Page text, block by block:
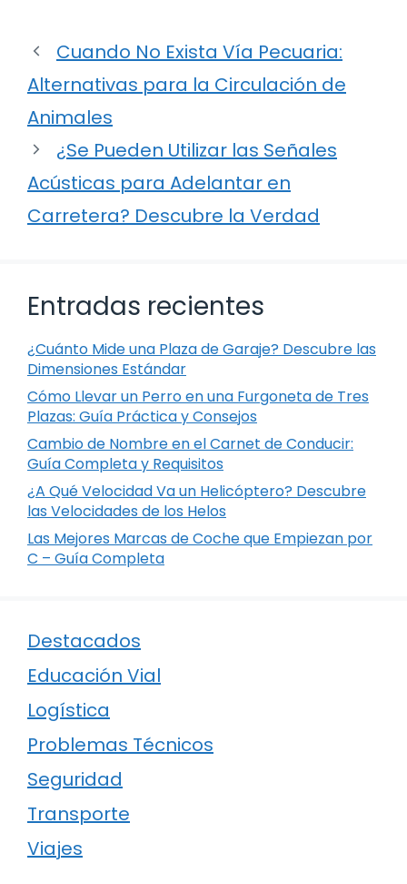
Cuando No Exista Vía Pecuaria:
Alternativas para la Circulación de
Animales
¿Se Pueden Utilizar las Señales
Acústicas para Adelantar en
Carretera? Descubre la Verdad
Entradas recientes
¿Cuánto Mide una Plaza de Garaje? Descubre las
Dimensiones Estándar
Cómo Llevar un Perro en una Furgoneta de Tres
Plazas: Guía Práctica y Consejos
Cambio de Nombre en el Carnet de Conducir:
Guía Completa y Requisitos
¿A Qué Velocidad Va un Helicóptero? Descubre
las Velocidades de los Helos
Las Mejores Marcas de Coche que Empiezan por
C – Guía Completa
Destacados
Educación Vial
Logística
Problemas Técnicos
Seguridad
Transporte
Viajes